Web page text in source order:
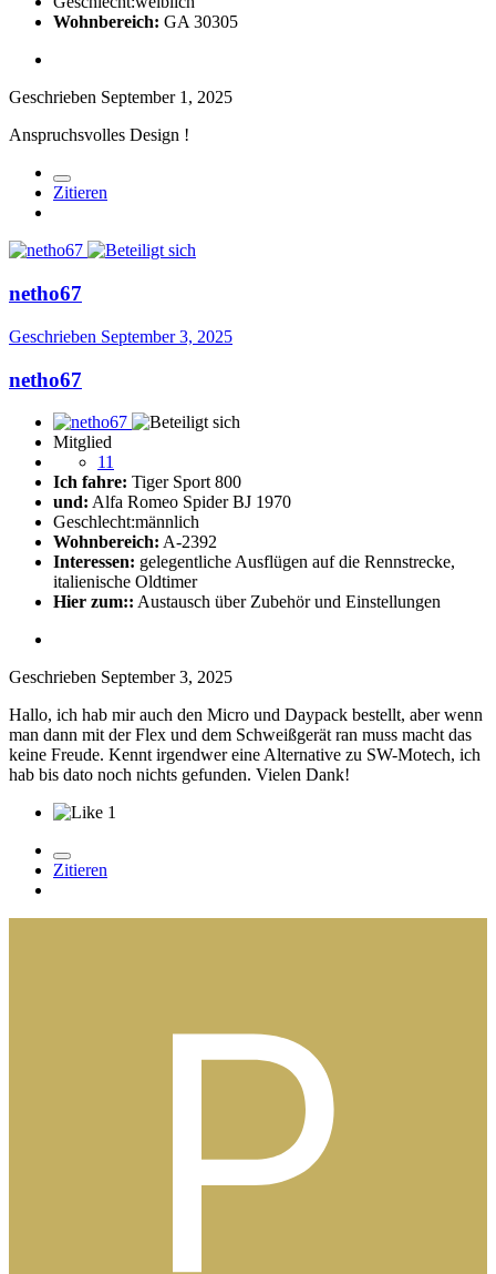
Wohnbereich: GA 30305
Geschrieben September 1, 2025
Anspruchsvolles Design !
Zitieren
netho67
Geschrieben September 3, 2025
netho67
Mitglied
11
Ich fahre: Tiger Sport 800
und: Alfa Romeo Spider BJ 1970
Geschlecht:männlich
Wohnbereich: A-2392
Interessen: gelegentliche Ausflügen auf die Rennstrecke,
italienische Oldtimer
Hier zum:: Austausch über Zubehör und Einstellungen
Geschrieben September 3, 2025
Hallo, ich hab mir auch den Micro und Daypack bestellt, aber wenn
man dann mit der Flex und dem Schweißgerät ran muss macht das
keine Freude. Kennt irgendwer eine Alternative zu SW-Motech, ich
hab bis dato noch nichts gefunden. Vielen Dank!
1
Zitieren